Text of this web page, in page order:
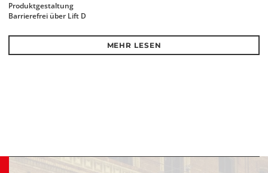
Produktgestaltung
Barrierefrei über Lift D
MEHR LESEN